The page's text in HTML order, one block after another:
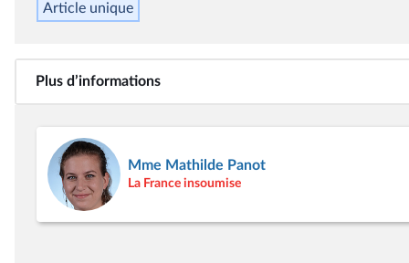
Article unique
Plus d’informations
Mme Mathilde Panot
La France insoumise